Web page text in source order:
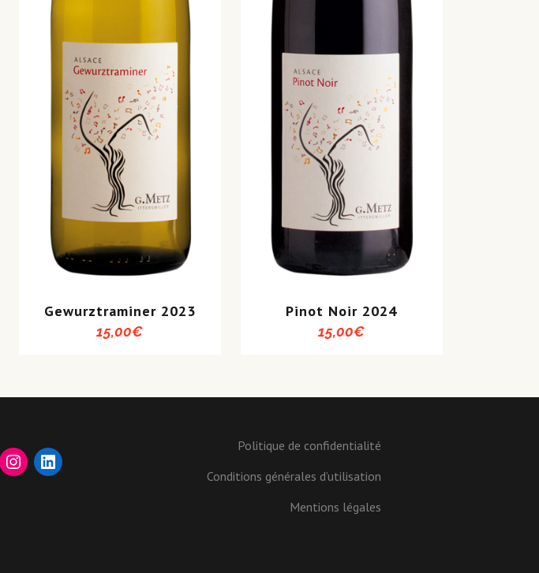
Gewurztraminer 2023
15,00€
Pinot Noir 2024
15,00€
Politique de confidentialité
Conditions générales d’utilisation
Mentions légales